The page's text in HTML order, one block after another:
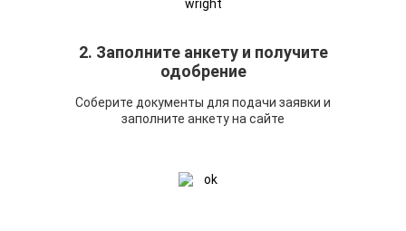
2. Заполните анкету и получите
одобрение
Соберите документы для подачи заявки и
заполните анкету на сайте